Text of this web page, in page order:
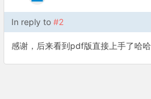
In reply to #2
感谢，后来看到pdf版直接上手了哈哈